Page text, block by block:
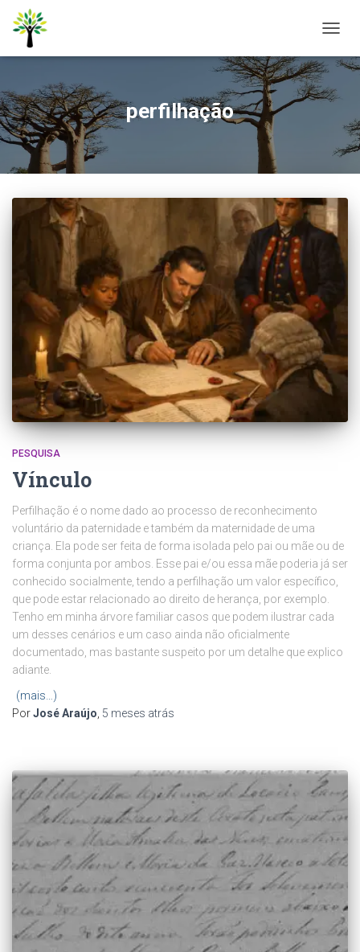
perfilhação
PESQUISA
Vínculo
Perfilhação é o nome dado ao processo de reconhecimento
voluntário da paternidade e também da maternidade de uma
criança. Ela pode ser feita de forma isolada pelo pai ou mãe ou de
forma conjunta por ambos. Esse pai e/ou essa mãe poderia já ser
conhecido socialmente, tendo a perfilhação um valor específico,
que pode estar relacionado ao direito de herança, por exemplo.
Tenho em minha árvore familiar casos que podem ilustrar cada
um desses cenários e um caso ainda não oficialmente
documentado, mas bastante suspeito por um detalhe que explico
adiante.
(mais…)
PorJosé Araújo 5 meses atrás